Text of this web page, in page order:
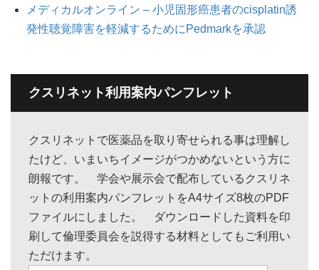
メディカルオンライン – 小児固形癌患者のcisplatin誘
発性聴覚障害を軽減するためにPedmarkを承認
クスリネット利用案内パンフレット
クスリネットで医薬品を取り寄せられる事は理解し
たけど、いまいちイメージがつかめないという方に
朗報です。 学会や展示会で配布しているクスリネ
ットの利用案内パンフレットをA4サイズ8枚のPDF
ファイルにしました。 ダウンロードした資料を印
刷して倫理委員会を説得する材料としてもご利用い
ただけます。